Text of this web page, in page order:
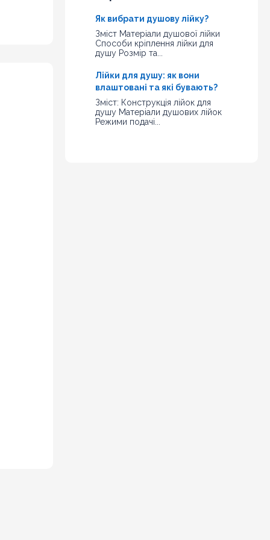
Як вибрати душову лійку?
Зміст Матеріали душової лійки
Способи кріплення лійки для
душу Розмір та...
Лійки для душу: як вони
влаштовані та які бувають?
Зміст: Конструкція лійок для
душу Матеріали душових лійок
Режими подачі...